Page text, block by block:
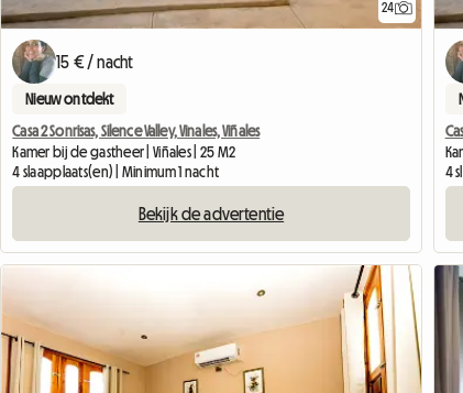
24
15 € / nacht
Nieuw ontdekt
Casa 2 Sonrisas, Silence Valley, Vinales, Viñales
Kamer bij de gastheer | Viñales | 25 M2
4 slaapplaats(en) | Minimum 1 nacht
Bekijk de advertentie
4